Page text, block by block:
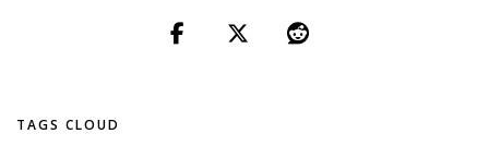
TAGS CLOUD